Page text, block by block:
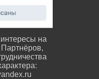
на